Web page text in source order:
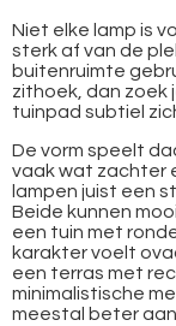
Niet elke lamp is
sterk af van de
buitenruimte
zithoek, dan zoek
tuinpad subtiel
De vorm speelt
vaak wat zachter
lampen juist een
Beide kunnen
een tuin met
karakter voelt
een terras met
minimalistische
meestal beter aan.